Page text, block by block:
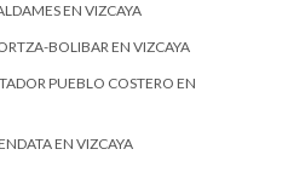
EN VIZCAYA
BOLIBAR EN VIZCAYA
PUEBLO COSTERO EN
EN VIZCAYA